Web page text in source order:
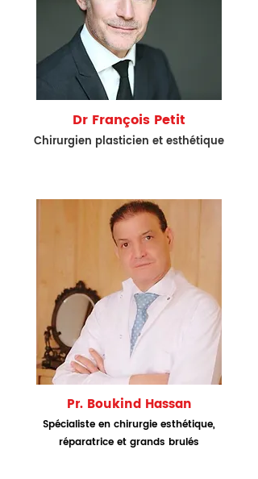
Dr François Petit
Chirurgien plasticien et esthétique
Pr. Boukind Hassan
Spécialiste en chirurgie esthétique,
réparatrice et grands brulés